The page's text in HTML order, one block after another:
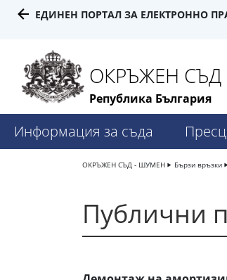
ЕДИНЕН ПОРТАЛ ЗА ЕЛЕКТРОННО
ОКРЪЖЕН
Република България
Информация за съда
ОКРЪЖЕН СЪД - ШУМЕН Бързи връзки
Публични